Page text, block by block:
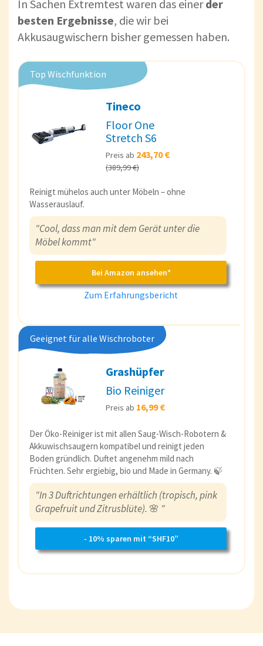
In Sachen Extremtest waren das einerder
besten Ergebnisse, die wir bei
Akkusaugwischern bisher gemessen haben.
Top Wischfunktion
Tineco
Floor One
Stretch S6
Preis ab 243,70 €
(389,99 €)
Reinigt mühelos auch unter Möbeln – ohne
Wasserauslauf.
"Cool, dass man mit dem Gerät unter die
Möbel kommt"
Bei Amazon ansehen*
Zum Erfahrungsbericht
Geeignet für alle Wischroboter
Grashüpfer
Bio Reiniger
Preis ab 16,99 €
Der Öko-Reiniger ist mit allen Saug-Wisch-Robotern &
Akkuwischsaugern kompatibel und reinigt jeden
Boden gründlich. Duftet angenehm mild nach
Früchten. Sehr ergiebig, bio und Made in Germany. 🍃
"In 3 Duftrichtungen erhältlich (tropisch, pink
Grapefruit und Zitrusblüte). 🌸 "
- 10% sparen mit “SHF10”